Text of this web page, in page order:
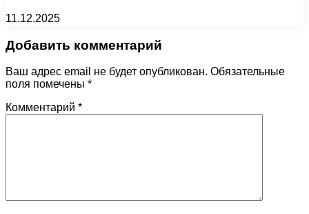
11.12.2025
Добавить комментарий
Ваш адрес email не будет опубликован. Обязательные
поля помечены *
Комментарий *